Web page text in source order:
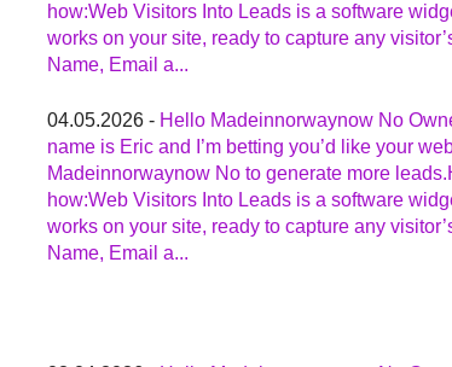
how:Web Visitors Into Leads is a software
works on your site, ready to capture any
Name, Email a...
04.05.2026 - Hello Madeinnorwaynow No
name is Eric and I’m betting you’d like your
Madeinnorwaynow No to generate more
how:Web Visitors Into Leads is a software
works on your site, ready to capture any
Name, Email a...